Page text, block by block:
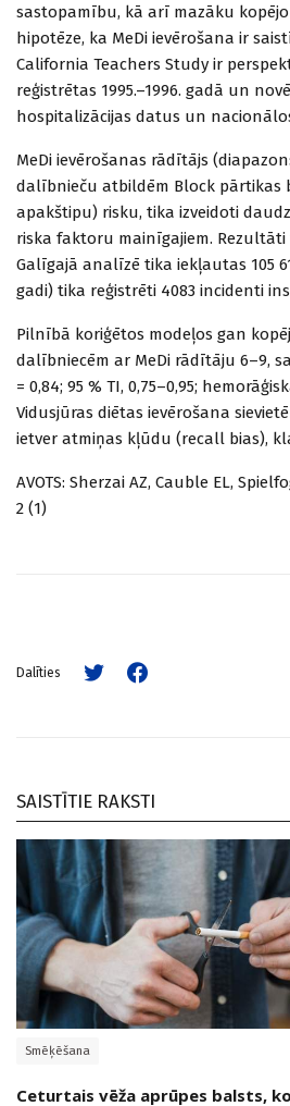
sastopamību, kā arī mazāku
hipotēze, ka MeDi ievērošana ir
California Teachers Study ir
reģistrētas 1995.–1996. gadā un
hospitalizācijas datus un
MeDi ievērošanas rādītājs
dalībnieču atbildēm Block
apakštipu) risku, tika izveidoti
riska faktoru mainīgajiem.
Galīgajā analīzē tika iekļautas 105
gadi) tika reģistrēti 4083 incidenti
Pilnībā koriģētos modeļos gan
dalībniecēm ar MeDi rādītāju 6–9,
= 0,84; 95 % TI, 0,75–0,95;
Vidusjūras diētas ievērošana
ietver atmiņas kļūdu (recall bias),
AVOTS: Sherzai AZ, Cauble EL,
2 (1)
Dalīties
SAISTĪTIE RAKSTI
Smēķēšana
Ceturtais vēža aprūpes balsts,